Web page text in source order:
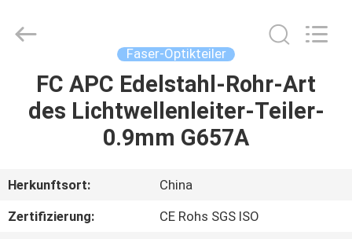
HAUS
PRODUKTE
ÜBER
UNS
Rights
Faser-Optikteiler
FC APC Edelstahl-Rohr-Art
des Lichtwellenleiter-Teiler-
0.9mm G657A
Herkunftsort:
China
Zertifizierung:
CE Rohs SGS ISO